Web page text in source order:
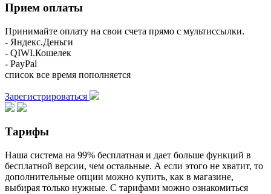
Прием оплаты
Принимайте оплату на свои счета прямо с мультиссылки.
- Яндекс.Деньги
- QIWI.Кошелек
- PayPal
список все время пополняется
Зарегистрироваться
Тарифы
Наша система на 99% бесплатная и дает больше функций в
бесплатной версии, чем остальные. А если этого не хватит, то
дополнительные опции можно купить, как в магазине,
выбирая только нужные. С тарифами можно ознакомиться